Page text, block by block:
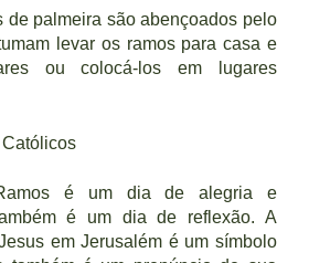
de palmeira são abençoados pelo
levar os ramos para casa e
ou colocá-los em lugares
é um dia de alegria e
é um dia de reflexão. A
em Jerusalém é um símbolo